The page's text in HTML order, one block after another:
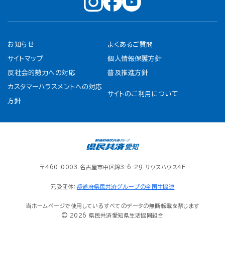
お知らせ よくあるご質問
サイトマップ 個人情報保護方針
反社会的勢力への対応 普及推進方針
カスタマーハラスメントへの対応
方針
サイトのご利用について
〒460-0003 名古屋市中区錦3-6-29 サウスハウス4F
元受団体： 都道府県民共済グループの全国生協連
当ホームページで使用しているすべてのデータの無断転載を禁じます
© 2026 県民共済愛知県生活協同組合